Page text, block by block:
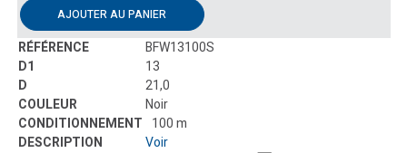
AJOUTER AU PANIER
BFW13100S
13
21,0
Noir
100 m
Voir